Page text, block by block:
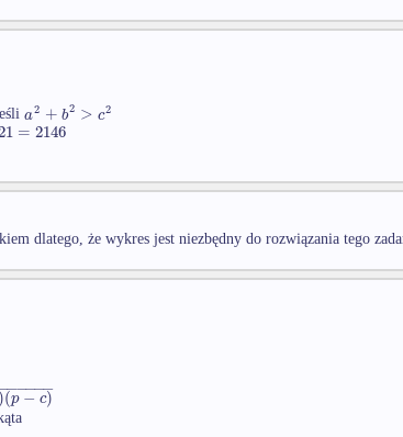
a2 +b2 > c2
= 2146
dlatego, że wykres jest niezbędny do rozwiązania tego
(p−c)
−
−−−−